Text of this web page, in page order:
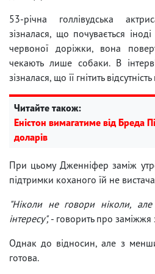
53-річна голлівудська
зізналася, що почувається
червоної доріжки, вона
чекають лише собаки. В
зізналася, що її гнітить
Читайте також:
Еністон вимагатиме від Бреда
доларів
При цьому Дженніфер заміж
підтримки коханого їй не
"Ніколи не говори ніколи,
інтересу", - говорить про заміжжя
Однак до відносин, але з
готова.